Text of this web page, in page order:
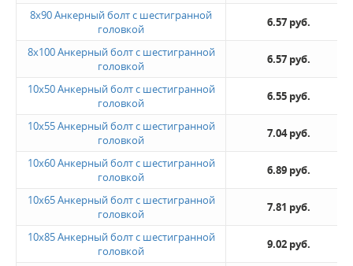
8х90 Анкерный болт с шестигранной
головкой
6.57 руб.
8х100 Анкерный болт с шестигранной
головкой
6.57 руб.
10х50 Анкерный болт с шестигранной
головкой
6.55 руб.
10х55 Анкерный болт с шестигранной
головкой
7.04 руб.
10х60 Анкерный болт с шестигранной
головкой
6.89 руб.
10х65 Анкерный болт с шестигранной
головкой
7.81 руб.
10х85 Анкерный болт с шестигранной
головкой
9.02 руб.